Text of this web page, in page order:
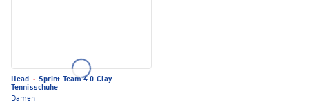
Head · Sprint Team 4.0 Clay
Tennisschuhe
Damen